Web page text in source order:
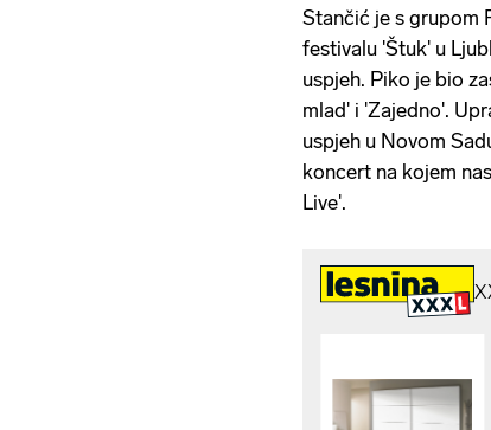
Stančić je s grupom
festivalu 'Štuk' u
uspjeh. Piko je bio
mlad' i 'Zajedno'.
uspjeh u Novom
koncert na kojem
Live'.